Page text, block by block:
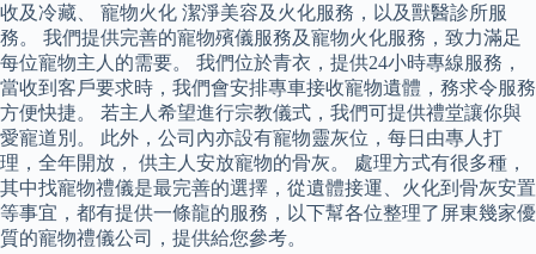
收及冷藏、 寵物火化 潔淨美容及火化服務，以及獸醫診所服
務。 我們提供完善的寵物殯儀服務及寵物火化服務，致力滿足
每位寵物主人的需要。 我們位於青衣，提供24小時專線服務，
當收到客戶要求時，我們會安排專車接收寵物遺體，務求令服務
方便快捷。 若主人希望進行宗教儀式，我們可提供禮堂讓你與
愛寵道別。 此外，公司內亦設有寵物靈灰位，每日由專人打
理，全年開放， 供主人安放寵物的骨灰。 處理方式有很多種，
其中找寵物禮儀是最完善的選擇，從遺體接運、火化到骨灰安置
等事宜，都有提供一條龍的服務，以下幫各位整理了屏東幾家優
質的寵物禮儀公司，提供給您參考。